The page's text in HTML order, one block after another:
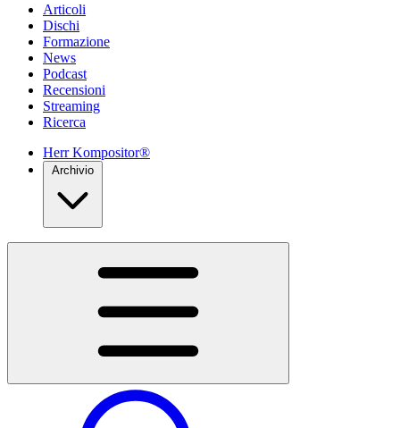
Articoli
Dischi
Formazione
News
Podcast
Recensioni
Streaming
Ricerca
Herr Kompositor®
Archivio